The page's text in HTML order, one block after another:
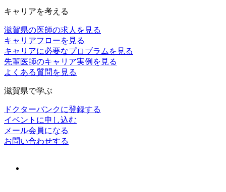
キャリアを考える
滋賀県の医師の求人を見る
キャリアフローを見る
キャリアに必要なプロブラムを見る
先輩医師のキャリア実例を見る
よくある質問を見る
滋賀県で学ぶ
ドクターバンクに登録する
イベントに申し込む
メール会員になる
お問い合わせする